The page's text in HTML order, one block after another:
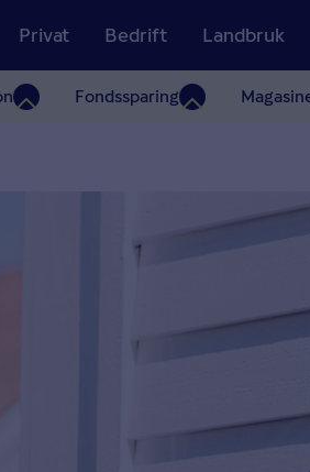
Privat
Fondssparing
Bedrift Landbruk